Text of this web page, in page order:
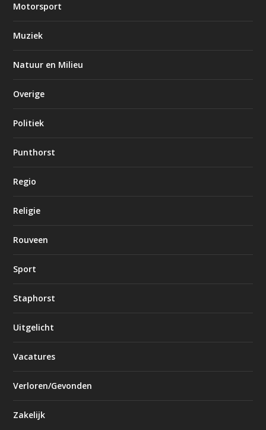
Motorsport
Muziek
Natuur en Milieu
Overige
Politiek
Punthorst
Regio
Religie
Rouveen
Sport
Staphorst
Uitgelicht
Vacatures
Verloren/Gevonden
Zakelijk